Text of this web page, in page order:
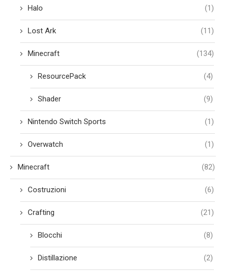
Halo (1)
Lost Ark (11)
Minecraft (134)
ResourcePack (4)
Shader (9)
Nintendo Switch Sports (1)
Overwatch (1)
Minecraft (82)
Costruzioni (6)
Crafting (21)
Blocchi (8)
Distillazione (2)